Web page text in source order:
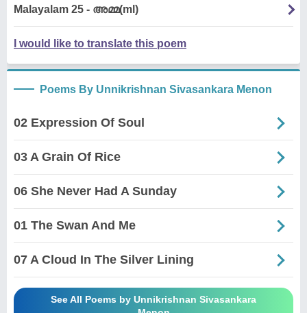
Malayalam 25 - അമ്മ(ml)
I would like to translate this poem
Poems By Unnikrishnan Sivasankara Menon
02 Expression Of Soul
03 A Grain Of Rice
06 She Never Had A Sunday
01 The Swan And Me
07 A Cloud In The Silver Lining
See All Poems by Unnikrishnan Sivasankara